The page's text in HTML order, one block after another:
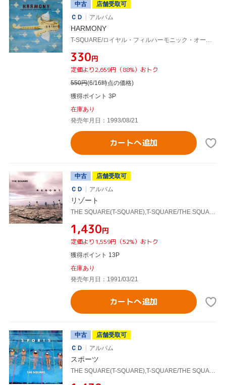
中古
店舗受取可
ＣＤ
アルバム
HARMONY
T-SQUARE/ロイヤル・フィルハーモニック・オーケストラ,T-SQUARE/THE SQUARE
¥330円
定価より2,659円（88%）おトク
550円(6/16時点の価格)
獲得ポイント 3P
在庫あり
発売年月日：1993/08/21
カートへ追加
中古
店舗受取可
ＣＤ
アルバム
リゾート
THE SQUARE(T-SQUARE),T-SQUARE/THE SQUARE
¥1,430円
定価より1,559円（52%）おトク
獲得ポイント 13P
在庫あり
発売年月日：1991/03/21
カートへ追加
中古
店舗受取可
ＣＤ
アルバム
スポーツ
THE SQUARE(T-SQUARE),T-SQUARE/THE SQUARE